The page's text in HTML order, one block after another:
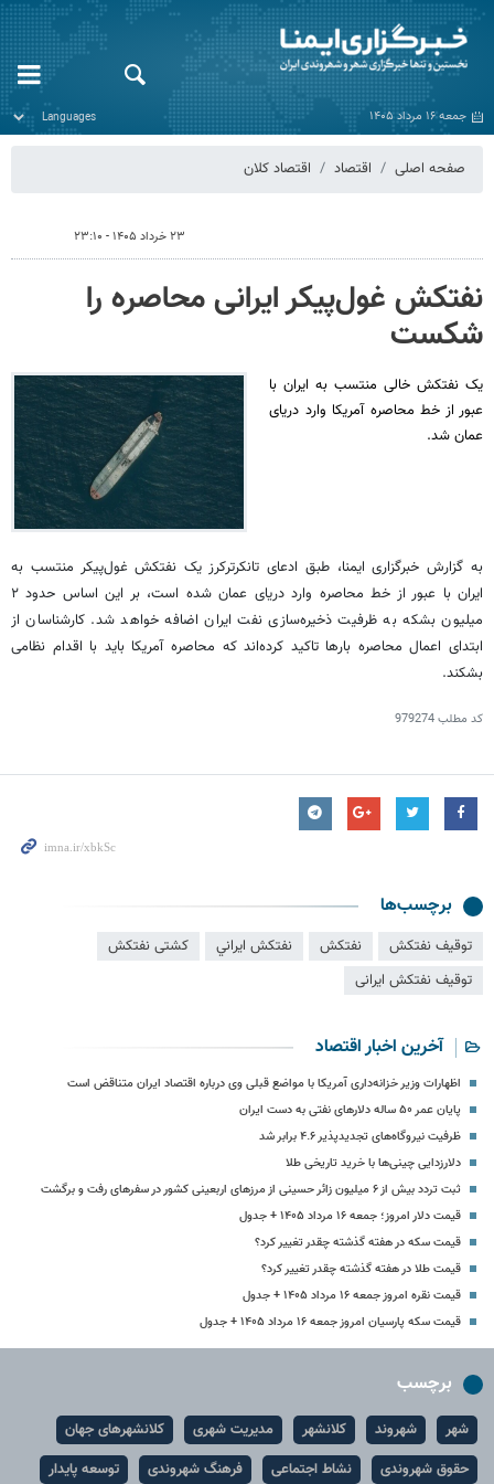
جمعه ۱۶ مرداد ۱۴۰۵
صفحه اصلی اقتصاد اقتصاد کلان
۲۳ خرداد ۱۴۰۵ - ۲۳:۱۰
نفتکش غول‌پیکر ایرانی محاصره را
شکست
یک نفتکش خالی منتسب به ایران با
عبور از خط محاصره آمریکا وارد دریای
عمان شد.
به گزارش خبرگزاری ایمنا، طبق ادعای تانکرترکرز یک نفتکش غول‌پیکر منتسب به
ایران با عبور از خط محاصره وارد دریای عمان شده است، بر این اساس حدود ۲
میلیون بشکه به ظرفیت ذخیره‌سازی نفت ایران اضافه خواهد شد. کارشناسان از
ابتدای اعمال محاصره بارها تاکید کرده‌اند که محاصره آمریکا باید با اقدام نظامی
بشکند.
کد مطلب979274
برچسب‌ها
توقیف نفتکش نفتکش نفتكش ايراني
کشتی نفتکش
توقیف نفتکش ایرانی
آخرین اخبار اقتصاد
اظهارات وزیر خزانه‌داری آمریکا با مواضع قبلی وی درباره اقتصاد ایران متناقض است
پایان عمر ۵۰ ساله دلارهای نفتی به دست ایران
ظرفیت نیروگاه‌های تجدیدپذیر ۴.۶ برابر شد
دلارزدایی چینی‌ها با خرید تاریخی طلا
ثبت تردد بیش از ۶ میلیون زائر حسینی از مرزهای اربعینی کشور در سفرهای رفت و برگشت
قیمت دلار امروز؛ جمعه ۱۶ مرداد ۱۴۰۵ + جدول
قیمت سکه در هفته گذشته چقدر تغییر کرد؟
قیمت طلا در هفته گذشته چقدر تغییر کرد؟
قیمت نقره امروز جمعه ۱۶ مرداد ۱۴۰۵ + جدول
قیمت سکه پارسیان امروز جمعه ۱۶ مرداد ۱۴۰۵ + جدول
برچسب
شهر شهروند کلانشهر مدیریت شهری
کلانشهرهای جهان
حقوق شهروندی
نشاط اجتماعی فرهنگ شهروندی توسعه پایدار